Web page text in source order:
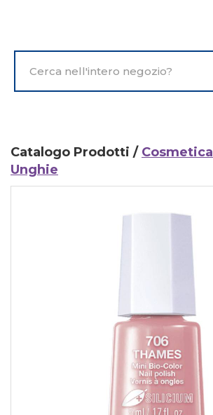
principale
Prodotto
Catalogo Prodotti / Cosmetica
Unghie